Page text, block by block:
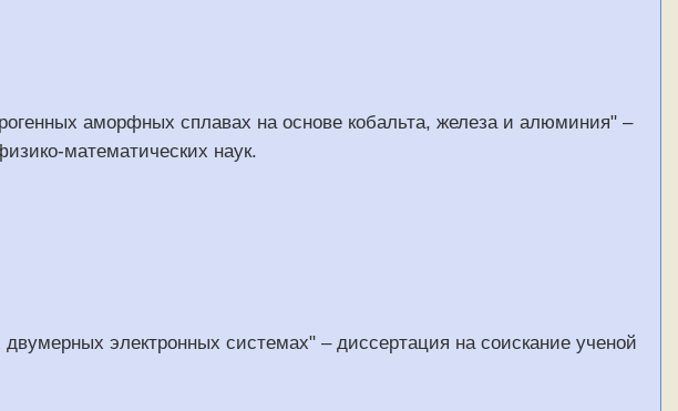
аморфных сплавах на основе кобальта, железа и алюминия" –
математических наук.
электронных системах" – диссертация на соискание ученой